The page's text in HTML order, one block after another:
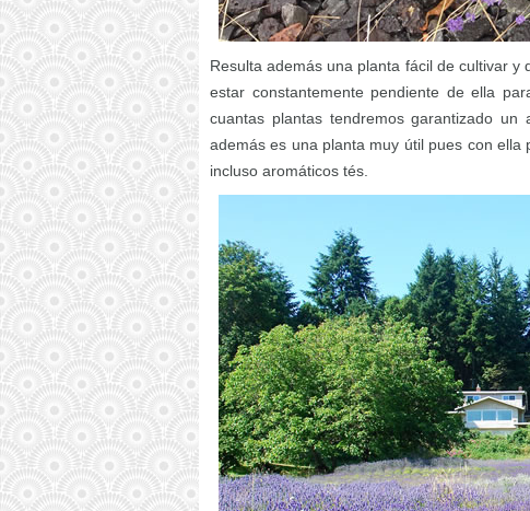
Resulta además una planta fácil de cultivar
estar constantemente pendiente de ella
cuantas plantas tendremos garantizado
además es una planta muy útil pues con
incluso aromáticos tés.